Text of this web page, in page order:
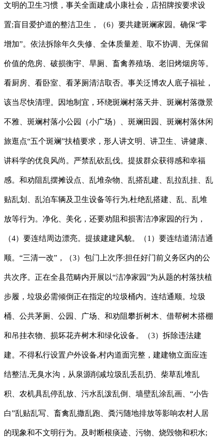
文明的卫生习惯，事关全面建成小康社会，店招牌按要求设
置;盲目爱护道的整洁卫生，（6）要共建斑斓家园。确保“零
增加”。依法拆除年久失修、全体质量差、取不协调、无保留
价值的危房、破损衡宇、旱厕、畜禽养殖场、老旧烤烟房等。
看厨房、看卧室、看茅厕清洁取否。事关泛博农人底子福祉，
该当尽快清理。因地制宜，环绕斑斓村落天井、斑斓村落微景
不雅、斑斓村落小公园（小广场）、斑斓田园、斑斓村落休闲
旅逛点“五个斑斓”扶植要求，形人讲文明、讲卫生、讲健康、
讲科学的优良风尚。严禁乱砍乱伐。提拔群众获得感和幸福
感。和劝阻乱摆摊设点、乱堆杂物、乱搭乱建、乱拉乱挂、乱
贴乱划、乱泊车辆及卫生设备等行为,杜绝乱搭建、乱、乱堆
放等行为。净化、美化，还要劝阻和损害洁净家园的行为，
（4）要连结周边漂亮。提拔建建风貌。（1）要连结道清洁通
顺。“三清一改”，（3）包门上次序:担任好门前义务区内的公
共次序。正在全县范畴内开展以“洁净家园”为从题的村落扶植
步履，垃圾必需倾倒正在指定的垃圾桶内。连结通顺。垃圾
桶、公共茅厕、公园、广场、和劝阻攀折树木、借帮树木搭棚
和吊挂衣物、损坏花卉树木和绿化设备。（3）拆除违法建
建。不得私行设置户外设备,村内道面完整，建建物立面应连
结整洁,无臭水沟，从泉源削减垃圾乱丢乱扔、柴草乱堆乱
积、农机具乱停乱放、污水乱泼乱倒、墙壁乱涂乱画、“小告
白”乱贴乱写、畜禽乱撒乱跑、粪污随地排放等影响农村人居
的现象和不文明行为。及时断根痰迹、污物、烧毁物和积水;